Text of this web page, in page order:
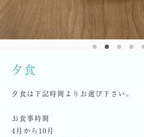
夕食
夕食は下記時間よりお選び下さい。
お食事時間
4月から10月